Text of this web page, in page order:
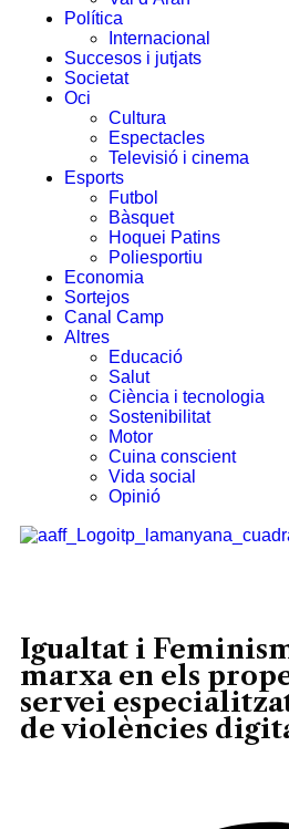
Política
Internacional
Succesos i jutjats
Societat
Oci
Cultura
Espectacles
Televisió i cinema
Esports
Futbol
Bàsquet
Hoquei Patins
Poliesportiu
Economia
Sortejos
Canal Camp
Altres
Educació
Salut
Ciència i tecnologia
Sostenibilitat
Motor
Cuina conscient
Vida social
Opinió
Igualtat i
marxa en els
servei
de violències